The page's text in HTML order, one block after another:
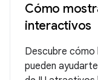
Cómo
interactivos
Descubre cómo
pueden